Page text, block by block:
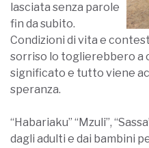
lasciata senza parole
fin da subito.
Condizioni di vita e
sorriso lo toglierebbero a
significato e tutto viene
speranza.
“Habariaku” “Mzuli”,
dagli adulti e dai bambini